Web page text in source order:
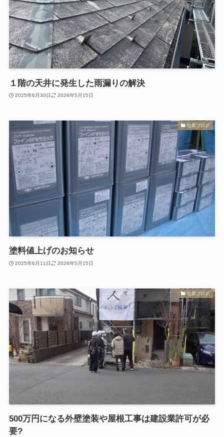
１階の天井に発生した雨漏りの解決
2025年6月30日 2026年5月15日
社長ブログ
塗料値上げのお知らせ
2025年6月11日 2026年5月15日
社長ブログ
500万円になる外壁塗装や屋根工事は建設業許可が必
要?